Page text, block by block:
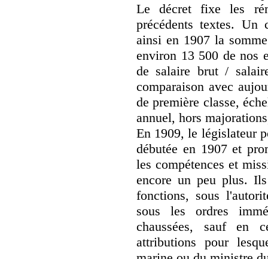
Le décret fixe les
précédents textes. Un
ainsi en 1907 la
environ 13 500 de nos
de salaire brut /
comparaison avec
de première classe,
annuel, hors
En 1909, le législateur
débutée en 1907 et
les compétences et
encore un peu plus.
fonctions, sous
sous les ordres
chaussées, sauf en
attributions pour